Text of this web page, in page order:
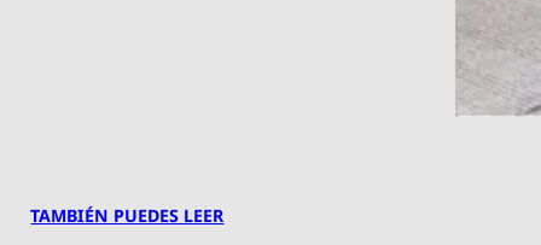
TAMBIÉN PUEDES LEER